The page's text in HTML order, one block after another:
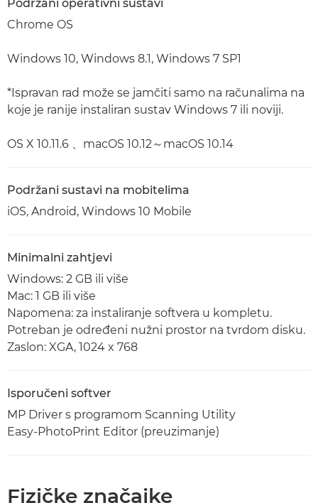
Podržani operativni sustavi
Chrome OS
Windows 10, Windows 8.1, Windows 7 SP1
*Ispravan rad može se jamčiti samo na računalima na
koje je ranije instaliran sustav Windows 7 ili noviji.
OS X 10.11.6 、macOS 10.12～macOS 10.14
Podržani sustavi na mobitelima
iOS, Android, Windows 10 Mobile
Minimalni zahtjevi
Windows: 2 GB ili više
Mac: 1 GB ili više
Napomena: za instaliranje softvera u kompletu.
Potreban je određeni nužni prostor na tvrdom disku.
Zaslon: XGA, 1024 x 768
Isporučeni softver
MP Driver s programom Scanning Utility
Easy-PhotoPrint Editor (preuzimanje)
Fizičke značajke